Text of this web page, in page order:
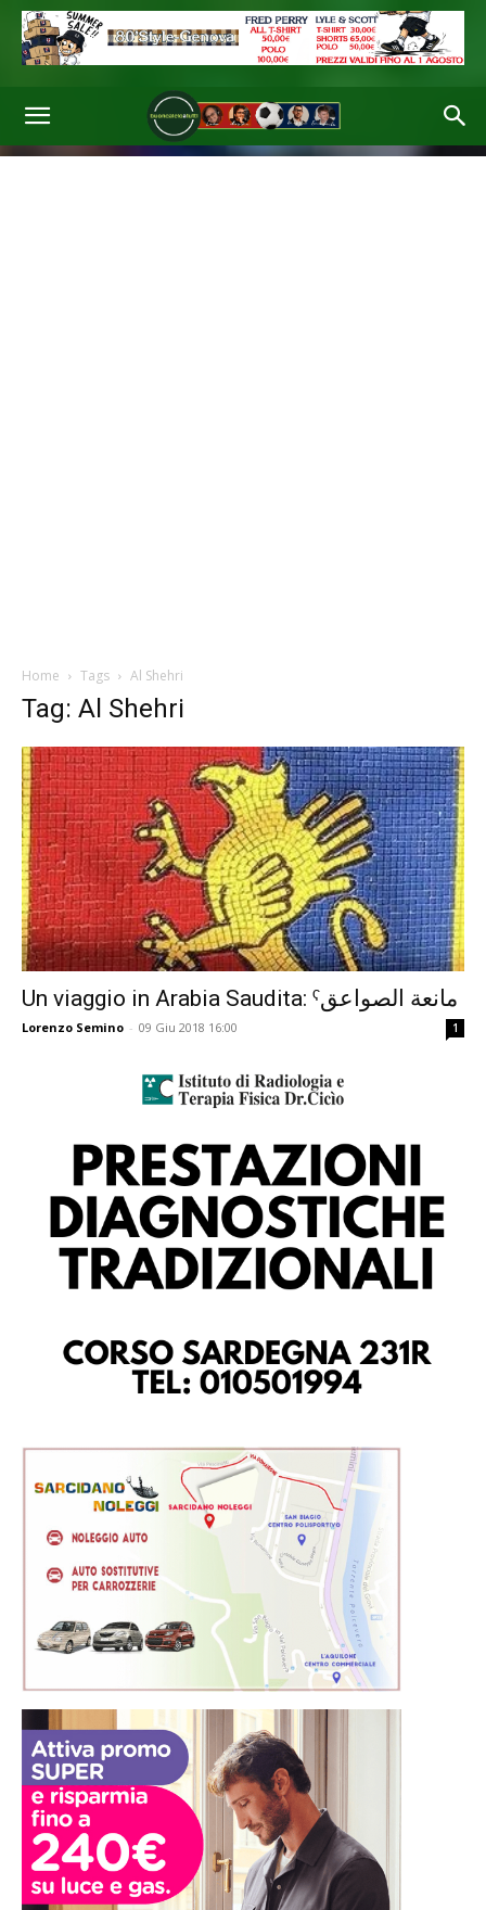
Home Tags Al Shehri
Tag: Al Shehri
Un viaggio in Arabia Saudita: ˁمانعة الصواعق
Lorenzo Semino - 09 Giu 2018 16:00 1